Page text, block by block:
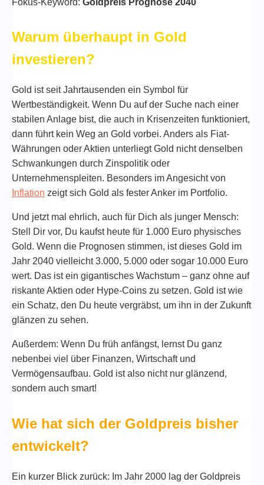
Warum überhaupt in Gold
investieren?
Gold ist seit Jahrtausenden ein Symbol für
Wertbeständigkeit. Wenn Du auf der Suche nach einer
stabilen Anlage bist, die auch in Krisenzeiten funktioniert,
dann führt kein Weg an Gold vorbei. Anders als Fiat-
Währungen oder Aktien unterliegt Gold nicht denselben
Schwankungen durch Zinspolitik oder
Unternehmenspleiten. Besonders im Angesicht von
Inflation zeigt sich Gold als fester Anker im Portfolio.
Und jetzt mal ehrlich, auch für Dich als junger Mensch:
Stell Dir vor, Du kaufst heute für 1.000 Euro physisches
Gold. Wenn die Prognosen stimmen, ist dieses Gold im
Jahr 2040 vielleicht 3.000, 5.000 oder sogar 10.000 Euro
wert. Das ist ein gigantisches Wachstum – ganz ohne auf
riskante Aktien oder Hype-Coins zu setzen. Gold ist wie
ein Schatz, den Du heute vergräbst, um ihn in der Zukunft
glänzen zu sehen.
Außerdem: Wenn Du früh anfängst, lernst Du ganz
nebenbei viel über Finanzen, Wirtschaft und
Vermögensaufbau. Gold ist also nicht nur glänzend,
sondern auch smart!
Wie hat sich der Goldpreis bisher
entwickelt?
Ein kurzer Blick zurück: Im Jahr 2000 lag der Goldpreis